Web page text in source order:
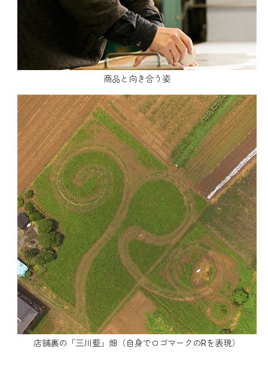
商品と向き合う姿
店舗裏の「三川藍」畑（自身でロゴマークのRを表現）